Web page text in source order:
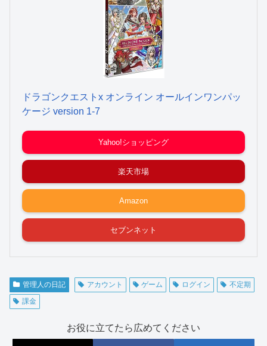
ドラゴンクエストx オンライン オールインワンパッ
ケージ version 1-7
Yahoo!ショッピング
楽天市場
Amazon
セブンネット
管理人の日記 アカウント ゲーム ログイン
不定期
課金
お役に立てたら広めてください